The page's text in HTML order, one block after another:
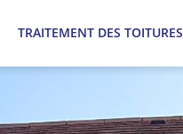
TRAITEMENT DES TOITURES